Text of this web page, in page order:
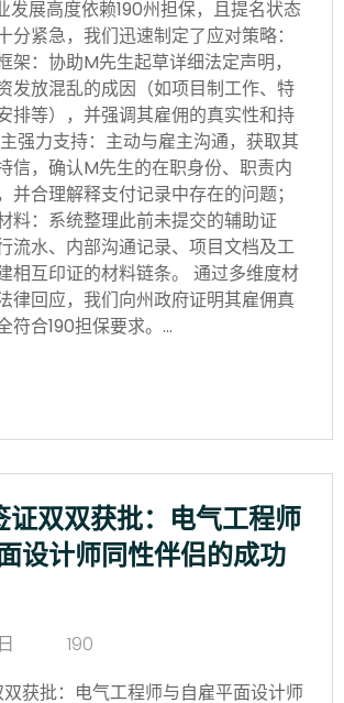
发展高度依赖190州担保，且提名状态
分紧急，我们迅速制定了应对策略：
架：协助M先生起草详细法定声明，
发放混乱的成因（如项目制工作、特
排等），并强调其雇佣的真实性和持
强力支持：主动与雇主沟通，获取其
信，确认M先生的在职身份、职责内
并合理解释支付记录中存在的问题；
料：系统整理此前未提交的辅助证
流水、内部沟通记录、项目文档及工
相互印证的材料链条。 通过多维度材
律回应，我们向州政府证明其雇佣真
符合190担保要求。…
证双双获批：电气工程师
设计师同性伴侣的成功
190
获批：电气工程师与自雇平面设计师